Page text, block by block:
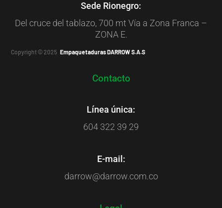
Sede Rionegro:
Del cruce del tablazo, 700 mt Vía a Zona Franca –
ZONA E.
Copyright © 2025Empaquetaduras DARROW S.A.S
Contacto
Línea única:
604 322 39 29
E-mail:
darrow@darrow.com.co